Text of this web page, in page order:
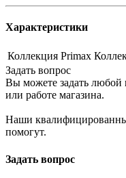
Характеристики
Коллекция Primax
Задать вопрос
Вы можете задать любой
или работе магазина.
Наши
помогут.
Задать вопрос